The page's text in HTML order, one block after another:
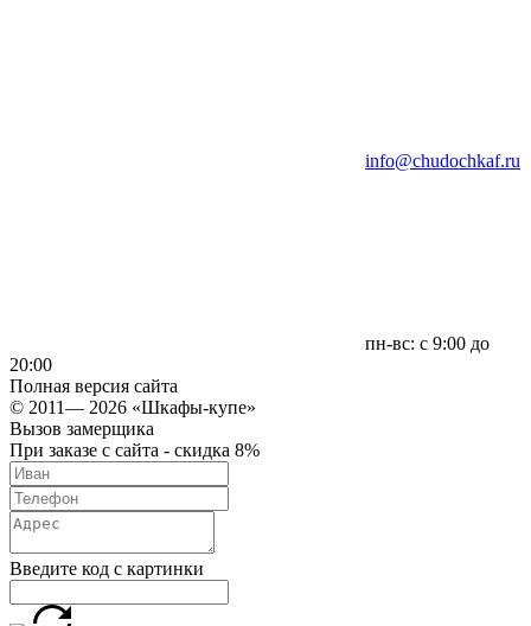
info@chudochkaf.ru
пн-вс: с 9:00 до
20:00
Полная версия сайта
© 2011— 2026 «Шкафы-купе»
Вызов замерщика
При заказе с сайта - скидка 8%
Введите код с картинки